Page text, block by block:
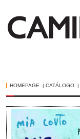
HOMEPAGE | CATÁLOGO|